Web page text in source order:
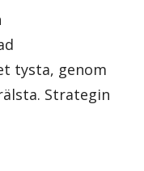
tysta, genom
Strategin